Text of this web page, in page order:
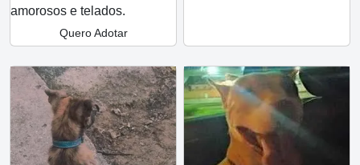
amorosos e telados.
Quero Adotar